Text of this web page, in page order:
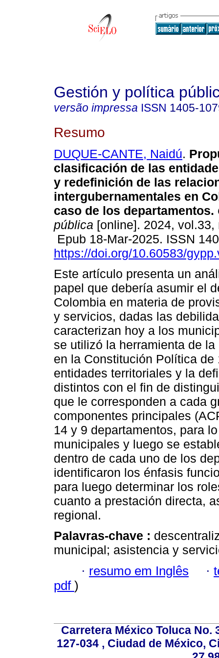
Gestión y política
versão impressa ISSN 1405-
Resumo
DUQUE-CANTE, Naidú.
clasificación de las
y redefinición de las
intergubernamentales en
caso de los departamentos.
pública [online]. 2024, vol.33,
Epub 18-Mar-2025. ISSN
https://doi.org/10.60583/
Este artículo presenta un
papel que debería asumir el
Colombia en materia de
y servicios, dadas las
caracterizan hoy a los
se utilizó la herramienta de
en la Constitución Política
entidades territoriales y la
distintos con el fin de
que le corresponden a cada
componentes principales
14 y 9 departamentos, para
municipales y luego se
dentro de cada uno de los
identificaron los énfasis
para luego determinar los
cuanto a prestación directa,
regional.
Palavras-chave :
municipal; asistencia y
· resumo em Inglês ·
pdf )
Carretera México Toluca No.
127-034 , Ciudad de México,